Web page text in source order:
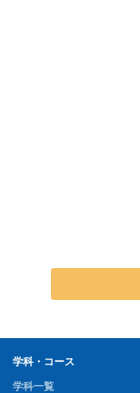
学科・コース
学科一覧